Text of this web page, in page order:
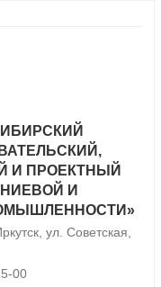
И ПРОЕКТНЫЙ
И
ул. Советская,
00